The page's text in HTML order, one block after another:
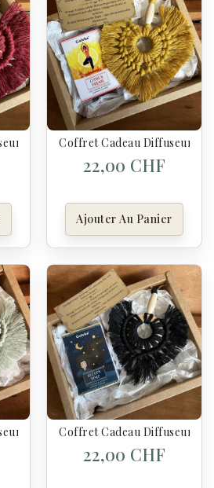
Artisanal & Synergie “Be Happy” –
Coffret Cadeau Diffuseur
22,00 CHF
Ajouter Au Panier
Artisanal & Synergie “Meditation”
Coffret Cadeau Diffuseur
22,00 CHF